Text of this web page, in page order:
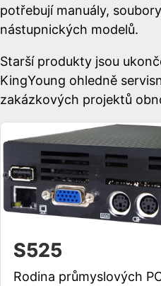
potřebují manuály,
nástupnických modelů.
Starší produkty jsou
KingYoung ohledně
zakázkových projektů
S525
Rodina průmyslových